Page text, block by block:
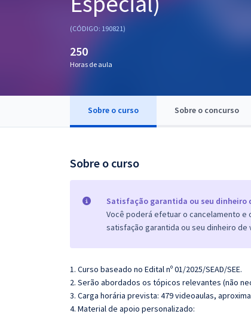
Questões grátis
(CÓDIGO: 190821)
250
Horas de aula
Sobre o curso Sobre o concurso
Sobre o curso
Satisfação garantida ou seu dinheiro
Você poderá efetuar o cancelamento e
satisfação garantida ou seu dinheiro de
1. Curso baseado no Edital nº 01/2025/SEAD/SEE.
2. Serão abordados os tópicos relevantes (não
3. Carga horária prevista: 479 videoaulas,
4. Material de apoio personalizado: